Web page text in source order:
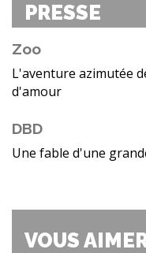
PRESSE
Zoo
L'aventure azimutée
d'amour
DBD
Une fable d'une
VOUS